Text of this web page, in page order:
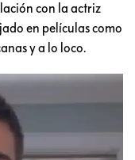
con la actriz
en películas como
y a lo loco.